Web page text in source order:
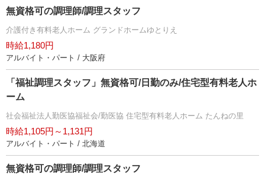
無資格可の調理師/調理スタッフ
介護付き有料老人ホーム グランドホームゆとりえ
時給1,180円
アルバイト・パート / 大阪府
「福祉調理スタッフ」無資格可/日勤のみ/住宅型有料老人ホ
ーム
社会福祉法人勤医協福祉会/勤医協 住宅型有料老人ホーム たんねの里
時給1,105円～1,131円
アルバイト・パート / 北海道
無資格可の調理師/調理スタッフ